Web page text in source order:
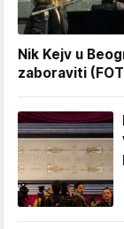
Nik Kejv u
zaboraviti